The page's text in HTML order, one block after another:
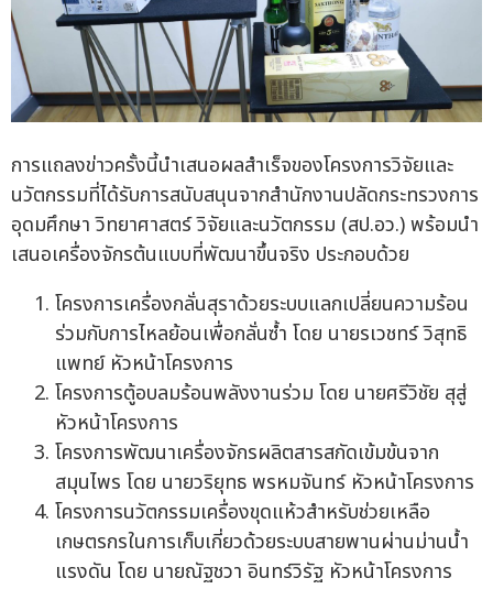
การแถลงข่าวครั้งนี้นำเสนอผลสำเร็จของโครงการวิจัยและ
นวัตกรรมที่ได้รับการสนับสนุนจากสำนักงานปลัดกระทรวงการ
อุดมศึกษา วิทยาศาสตร์ วิจัยและนวัตกรรม (สป.อว.) พร้อมนำ
เสนอเครื่องจักรต้นแบบที่พัฒนาขึ้นจริง ประกอบด้วย
โครงการเครื่องกลั่นสุราด้วยระบบแลกเปลี่ยนความร้อน
ร่วมกับการไหลย้อนเพื่อกลั่นซ้ำ โดย นายรเวชทร์ วิสุทธิ
แพทย์ หัวหน้าโครงการ
โครงการตู้อบลมร้อนพลังงานร่วม โดย นายศรีวิชัย สุสู่
หัวหน้าโครงการ
โครงการพัฒนาเครื่องจักรผลิตสารสกัดเข้มข้นจาก
สมุนไพร โดย นายวริยุทธ พรหมจันทร์ หัวหน้าโครงการ
โครงการนวัตกรรมเครื่องขุดแห้วสำหรับช่วยเหลือ
เกษตรกรในการเก็บเกี่ยวด้วยระบบสายพานผ่านม่านน้ำ
แรงดัน โดย นายณัฐชวา อินทร์วิรัฐ หัวหน้าโครงการ